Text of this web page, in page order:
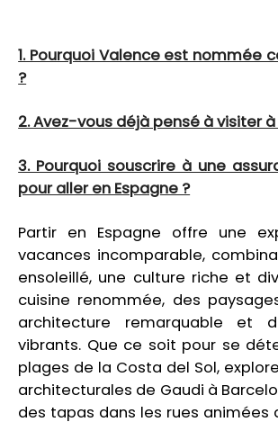
1. Pourquoi Valence est nommée
?
2. Avez-vous déjà pensé à visiter
3. Pourquoi souscrire à une
pour aller en Espagne ?
Partir en Espagne offre une
vacances incomparable,
ensoleillé, une culture riche et
cuisine renommée, des
architecture remarquable et
vibrants. Que ce soit pour se
plages de la Costa del Sol,
architecturales de Gaudi à
des tapas dans les rues animées